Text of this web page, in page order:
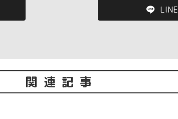
LINE
関連記事